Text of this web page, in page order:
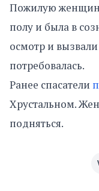
Пожилую
полу и была в
осмотр и
потребовалась.
Ранее спасатели
Хрустальном.
подняться.